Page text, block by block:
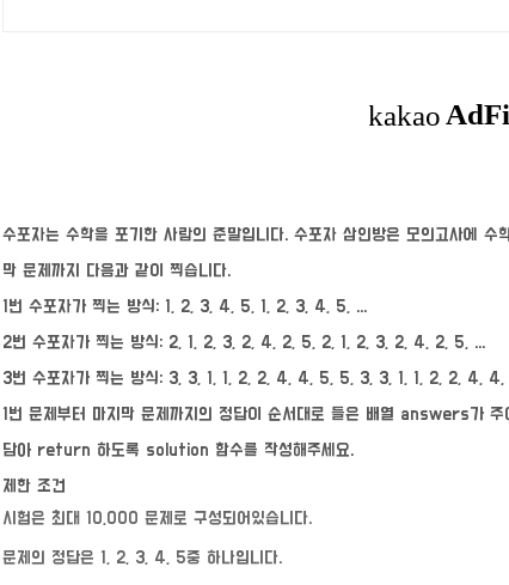
수포자는 수학을 포기한 사람의 준말입니다. 수포자 삼인방은 모의고사에 수
막 문제까지 다음과 같이 찍습니다.
1번 수포자가 찍는 방식: 1, 2, 3, 4, 5, 1, 2, 3, 4, 5, ...
2번 수포자가 찍는 방식: 2, 1, 2, 3, 2, 4, 2, 5, 2, 1, 2, 3, 2, 4, 2, 5, ...
3번 수포자가 찍는 방식: 3, 3, 1, 1, 2, 2, 4, 4, 5, 5, 3, 3, 1, 1, 2, 2, 4,
1번 문제부터 마지막 문제까지의 정답이 순서대로 들은 배열 answers가 주
담아 return 하도록 solution 함수를 작성해주세요.
제한 조건
시험은 최대 10,000 문제로 구성되어있습니다.
문제의 정답은 1, 2, 3, 4, 5중 하나입니다.